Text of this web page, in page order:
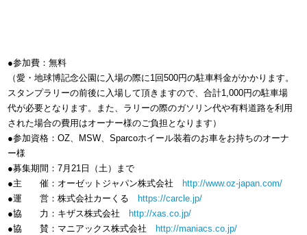
●参加費：無料
（愛・地球博記念公園に入場の際に1回500円の駐車料金がかかります。
スタンプラリーの前後に入場して頂きますので、合計1,000円の駐車場
代が必要となります。また、ラリーの際のガソリン代や有料道路を利用
された場合の費用はオーナー様のご負担となります）
●参加資格：OZ、MSW、Sparcoホイール装着のお車をお持ちのオーナ
ー様
●募集期間：7月21日（土）まで
●主 催：オーゼットジャパン株式会社
http://www.oz-japan.com/
●運 営：株式会社カーくる
https://carcle.jp/
●協 力：キザス株式会社
http://xas.co.jp/
●協 賛：マニアックス株式会社
http://maniacs.co.jp/